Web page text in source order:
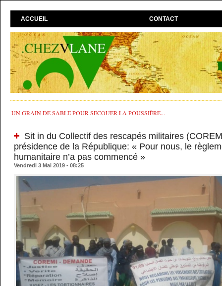
ACCUEIL CONTACT
UN GRAIN DE SABLE POUR SECOUER LA POUSSIÈRE...
Sit in du Collectif des rescapés militaires
présidence de la République: « Pour nous, le
humanitaire n’a pas commencé »
Vendredi 3 Mai 2019 - 08:25